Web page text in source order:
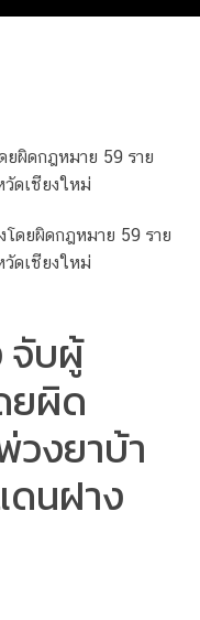
ยผิดกฎหมาย 59 ราย
ดเชียงใหม่
จับผู้
ยผิด
วงยาบ้า
ดนฝาง